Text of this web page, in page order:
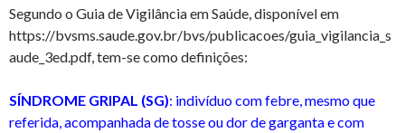
Segundo o Guia de Vigilância em Saúde, disponível em
https://bvsms.saude.gov.br/bvs/publicacoes/guia_vigilancia_s
aude_3ed.pdf, tem-se como definições:
SÍNDROME GRIPAL (SG): indivíduo com febre, mesmo que
referida, acompanhada de tosse ou dor de garganta e com